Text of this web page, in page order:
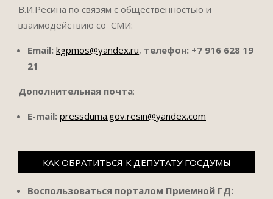
В.И.Ресина по связям с общественностью и
взаимодействию со СМИ:
Email: kgpmos@yandex.ru, телефон: +7 916 628 19
21
Дополнительная почта:
E-mail: pressduma.gov.resin@yandex.com
КАК ОБРАТИТЬСЯ К ДЕПУТАТУ ГОСДУМЫ
Воспользоваться порталом Приемной ГД: